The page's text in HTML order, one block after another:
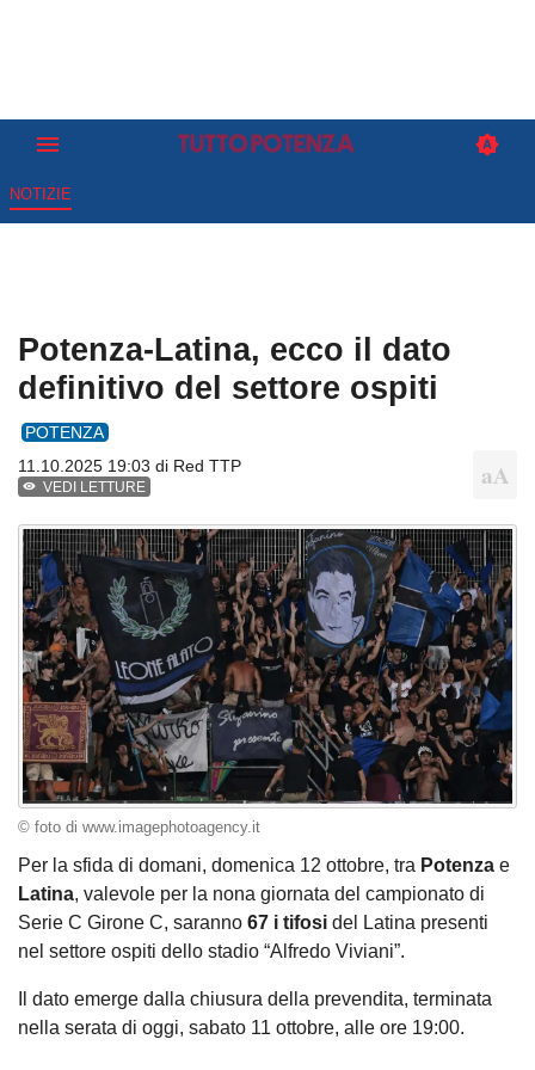
NOTIZIE
Potenza‑Latina, ecco il dato
definitivo del settore ospiti
POTENZA
11.10.2025 19:03 di Red TTP
VEDI LETTURE
© foto di www.imagephotoagency.it
Per la sfida di domani, domenica 12 ottobre, tra Potenza e
Latina, valevole per la nona giornata del campionato di
Serie C Girone C, saranno 67 i tifosi del Latina presenti
nel settore ospiti dello stadio “Alfredo Viviani”.
Il dato emerge dalla chiusura della prevendita, terminata
nella serata di oggi, sabato 11 ottobre, alle ore 19:00.